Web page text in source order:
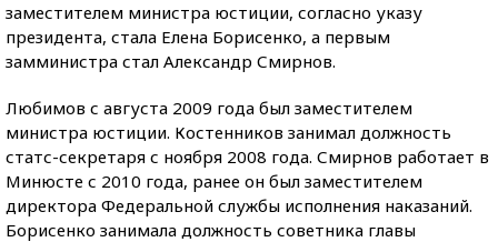
заместителем министра юстиции, согласно указу
президента, стала Елена Борисенко, а первым
замминистра стал Александр Смирнов.
Любимов с августа 2009 года был заместителем
министра юстиции. Костенников занимал должность
статс-секретаря с ноября 2008 года. Смирнов работает в
Минюсте с 2010 года, ранее он был заместителем
директора Федеральной службы исполнения наказаний.
Борисенко занимала должность советника главы